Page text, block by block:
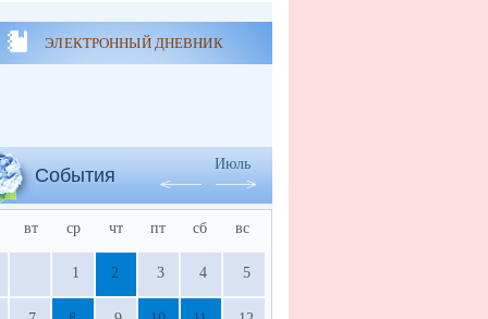
ЭЛЕКТРОННЫЙ ДНЕВНИК
События
Июль
вт ср чт пт сб вс
1 2 3 4 5